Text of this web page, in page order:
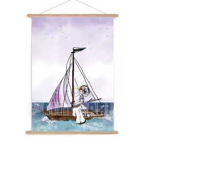
€ 13,99 *
Prijs per stuk
 